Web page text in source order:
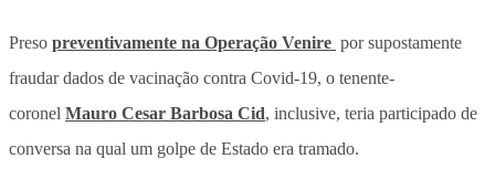
Preso preventivamente na Operação Venire por supostamente
fraudar dados de vacinação contra Covid-19, o tenente-
coronel Mauro Cesar Barbosa Cid, inclusive, teria participado de
conversa na qual um golpe de Estado era tramado.